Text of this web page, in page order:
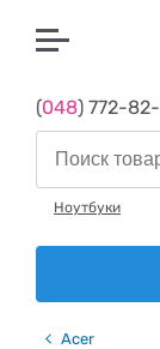
(048) 772-
Ноутбуки
Acer